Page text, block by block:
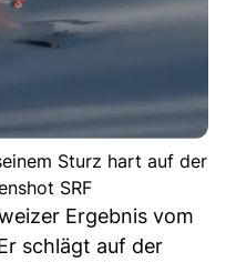
Sturz hart auf der
SRF
Ergebnis vom
schlägt auf der